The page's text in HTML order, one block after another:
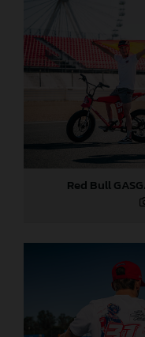
Red Bull